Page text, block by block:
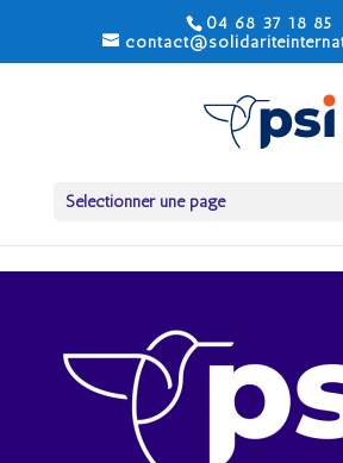
04 68 37 18 85
Sélectionner une page